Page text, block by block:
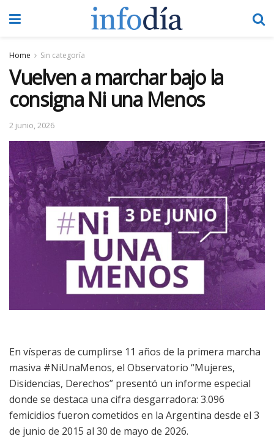
Home Sin categoría
Vuelven a marchar bajo la
consigna Ni una Menos
2 junio, 2026
En vísperas de cumplirse 11 años de la primera marcha
masiva #NiUnaMenos, el Observatorio “Mujeres,
Disidencias, Derechos” presentó un informe especial
donde se destaca una cifra desgarradora: 3.096
femicidios fueron cometidos en la Argentina desde el 3
de junio de 2015 al 30 de mayo de 2026.